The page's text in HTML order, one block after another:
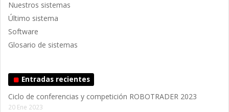
Nuestros sistemas
Último sistema
Software
Glosario de sistemas
Entradas recientes
Ciclo de conferencias y competición ROBOTRADER 2023
20 Ene 2023